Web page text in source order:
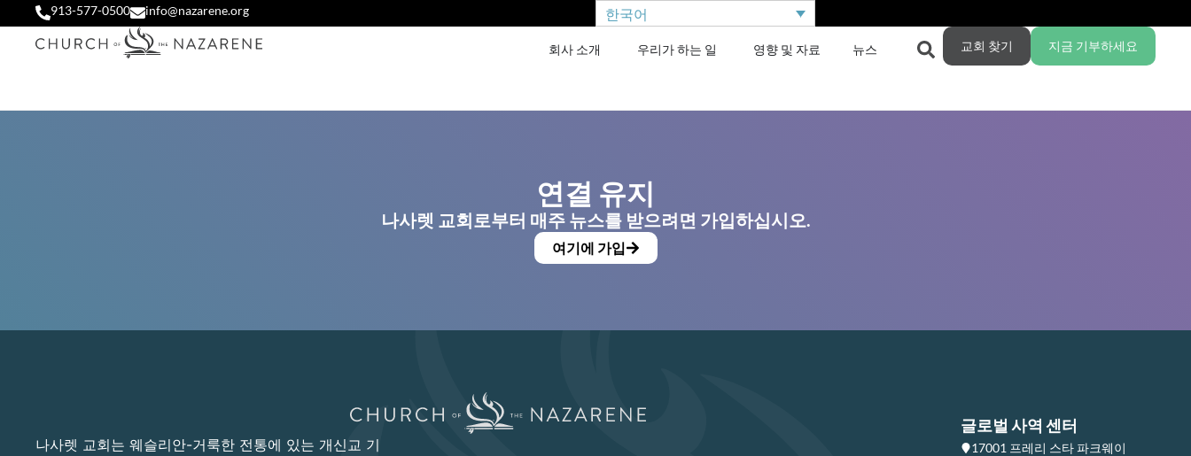
913-577-0500 info@nazarene.org 한국어
회사 소개 우리가 하는 일 영향 및 자료 뉴스 교회 찾기 지금 기부하세요
연결 유지
나사렛 교회로부터 매주 뉴스를 받으려면 가입하십시오.
여기에 가입
나사렛 교회는 웨슬리안-거룩한 전통에 있는 개신교 기
글로벌 사역 센터
17001 프레리 스타 파크웨이